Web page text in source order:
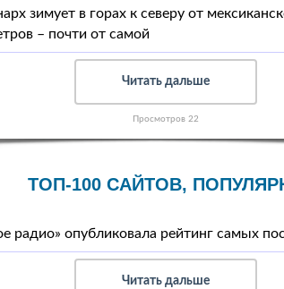
зимует в горах к северу от
– почти от самой
Читать дальше
Просмотров 22
ТОП-100 САЙТОВ,
радио» опубликовала рейтинг самых
Читать дальше